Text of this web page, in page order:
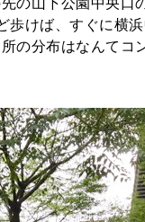
歩けば、すぐに横
の分布はなんてコ